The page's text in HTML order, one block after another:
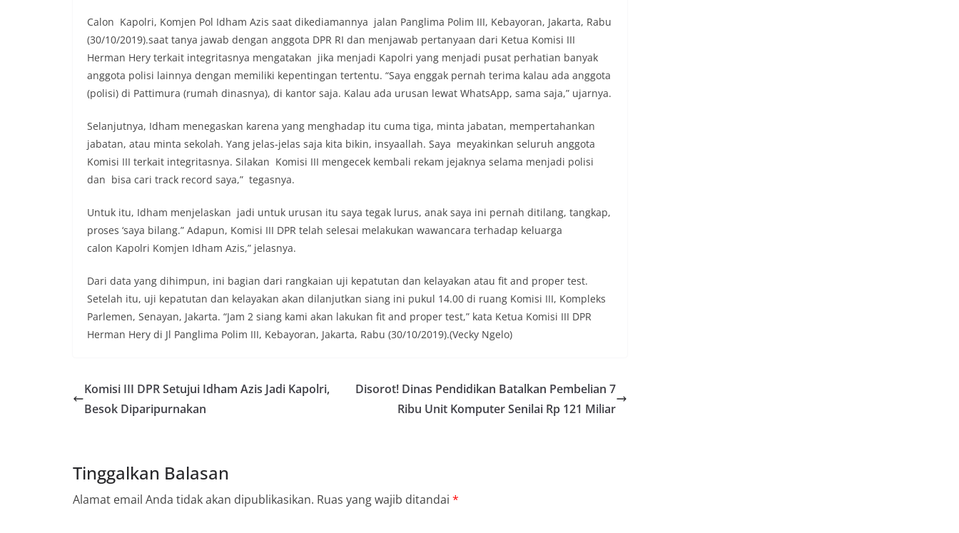
Calon Kapolri, Komjen Pol Idham Azis saat dikediamannya jalan Panglima Polim III, Kebayoran, Jakarta, Rabu
(30/10/2019).saat tanya jawab dengan anggota DPR RI dan menjawab pertanyaan dari Ketua Komisi III
Herman Hery terkait integritasnya mengatakan jika menjadi Kapolri yang menjadi pusat perhatian banyak
anggota polisi lainnya dengan memiliki kepentingan tertentu. “Saya enggak pernah terima kalau ada anggota
(polisi) di Pattimura (rumah dinasnya), di kantor saja. Kalau ada urusan lewat WhatsApp, sama saja,” ujarnya.
Selanjutnya, Idham menegaskan karena yang menghadap itu cuma tiga, minta jabatan, mempertahankan
jabatan, atau minta sekolah. Yang jelas-jelas saja kita bikin, insyaallah. Saya meyakinkan seluruh anggota
Komisi III terkait integritasnya. Silakan Komisi III mengecek kembali rekam jejaknya selama menjadi polisi
dan bisa cari track record saya,” tegasnya.
Untuk itu, Idham menjelaskan jadi untuk urusan itu saya tegak lurus, anak saya ini pernah ditilang, tangkap,
proses ‘saya bilang.” Adapun, Komisi III DPR telah selesai melakukan wawancara terhadap keluarga
calon Kapolri Komjen Idham Azis,” jelasnya.
Dari data yang dihimpun, ini bagian dari rangkaian uji kepatutan dan kelayakan atau fit and proper test.
Setelah itu, uji kepatutan dan kelayakan akan dilanjutkan siang ini pukul 14.00 di ruang Komisi III, Kompleks
Parlemen, Senayan, Jakarta. “Jam 2 siang kami akan lakukan fit and proper test,” kata Ketua Komisi III DPR
Herman Hery di Jl Panglima Polim III, Kebayoran, Jakarta, Rabu (30/10/2019).(Vecky Ngelo)
Komisi III DPR Setujui Idham Azis Jadi Kapolri,
Besok Diparipurnakan
Disorot! Dinas Pendidikan Batalkan Pembelian 7
Ribu Unit Komputer Senilai Rp 121 Miliar
Tinggalkan Balasan
Alamat email Anda tidak akan dipublikasikan. Ruas yang wajib ditandai *